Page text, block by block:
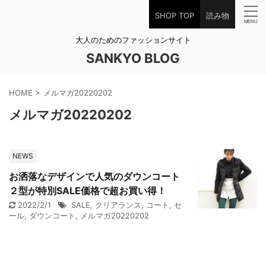
SHOP TOP 読み物
大人のためのファッションサイト
SANKYO BLOG
HOME > メルマガ20220202
メルマガ20220202
NEWS
お洒落なデザインで人気のダウンコート
２型が特別SALE価格で超お買い得！
2022/2/1 SALE, クリアランス, コート , セ
ール, ダウンコート , メルマガ20220202